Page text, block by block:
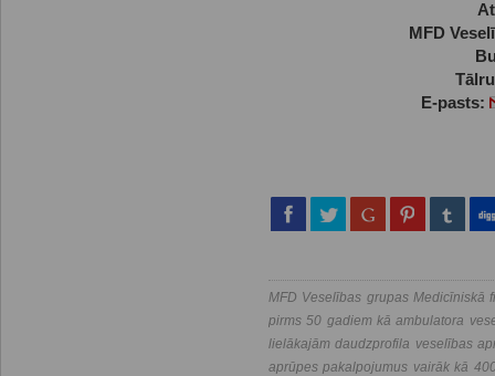
MFD
E-pasts:
MFD Veselības grupas Medicīniskā
pirms 50 gadiem kā ambulatora
lielākajām daudzprofila veselības
aprūpes pakalpojumus vairāk kā